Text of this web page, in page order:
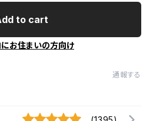
to cart
お住まいの方向け
通報する